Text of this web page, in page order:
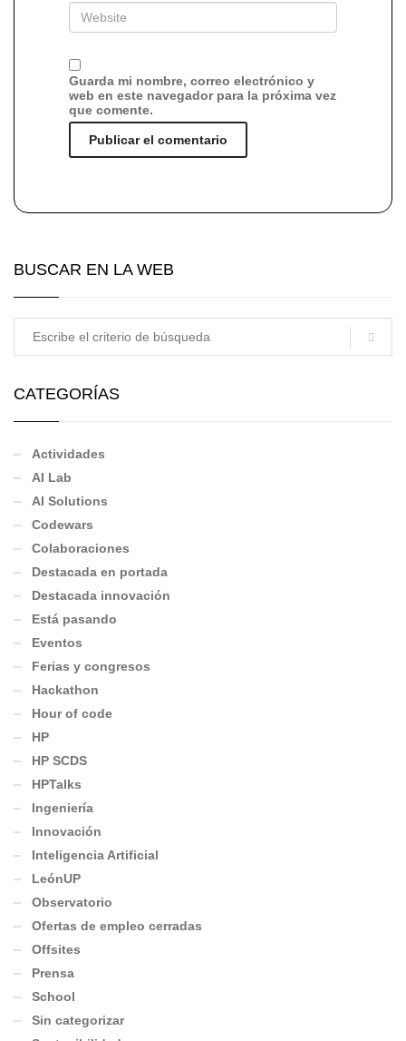
Guarda mi nombre, correo electrónico y
web en este navegador para la próxima vez
que comente.
BUSCAR EN LA WEB
CATEGORÍAS
Actividades
AI Lab
AI Solutions
Codewars
Colaboraciones
Destacada en portada
Destacada innovación
Está pasando
Eventos
Ferias y congresos
Hackathon
Hour of code
HP
HP SCDS
HPTalks
Ingeniería
Innovación
Inteligencia Artificial
LeónUP
Observatorio
Ofertas de empleo cerradas
Offsites
Prensa
School
Sin categorizar